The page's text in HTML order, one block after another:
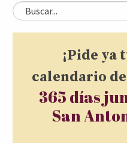
búsqueda
Buscar
¡Pide ya
calendario de
365 días
San